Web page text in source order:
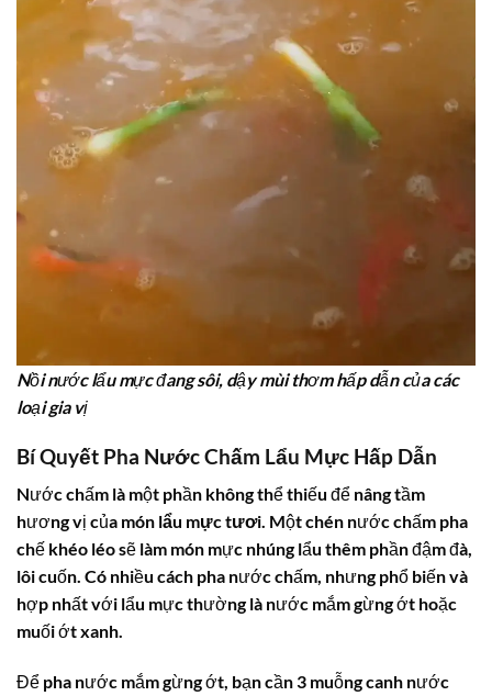
Nồi nước lẩu mực đang sôi, dậy mùi thơm hấp dẫn của các
loại gia vị
Bí Quyết Pha Nước Chấm Lẩu Mực Hấp Dẫn
Nước chấm là một phần không thể thiếu để nâng tầm
hương vị của món lẩu mực tươi. Một chén nước chấm pha
chế khéo léo sẽ làm món mực nhúng lẩu thêm phần đậm đà,
lôi cuốn. Có nhiều cách pha nước chấm, nhưng phổ biến và
hợp nhất với lẩu mực thường là nước mắm gừng ớt hoặc
muối ớt xanh.
Để pha nước mắm gừng ớt, bạn cần 3 muỗng canh nước